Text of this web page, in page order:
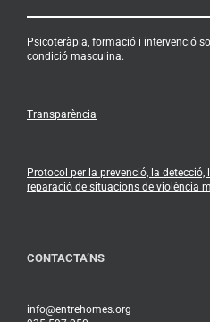
Psicoteràpia, formació i intervenció
condició masculina.
Transparència
Protocol per la prevenció, la detecció,
reparació de situacions de violència
CONTACTA’NS
info@entrehomes.org